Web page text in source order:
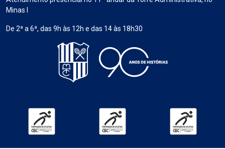
Minas I
De 2ª a 6ª, das 9h às 12h e das 14 às 18h30